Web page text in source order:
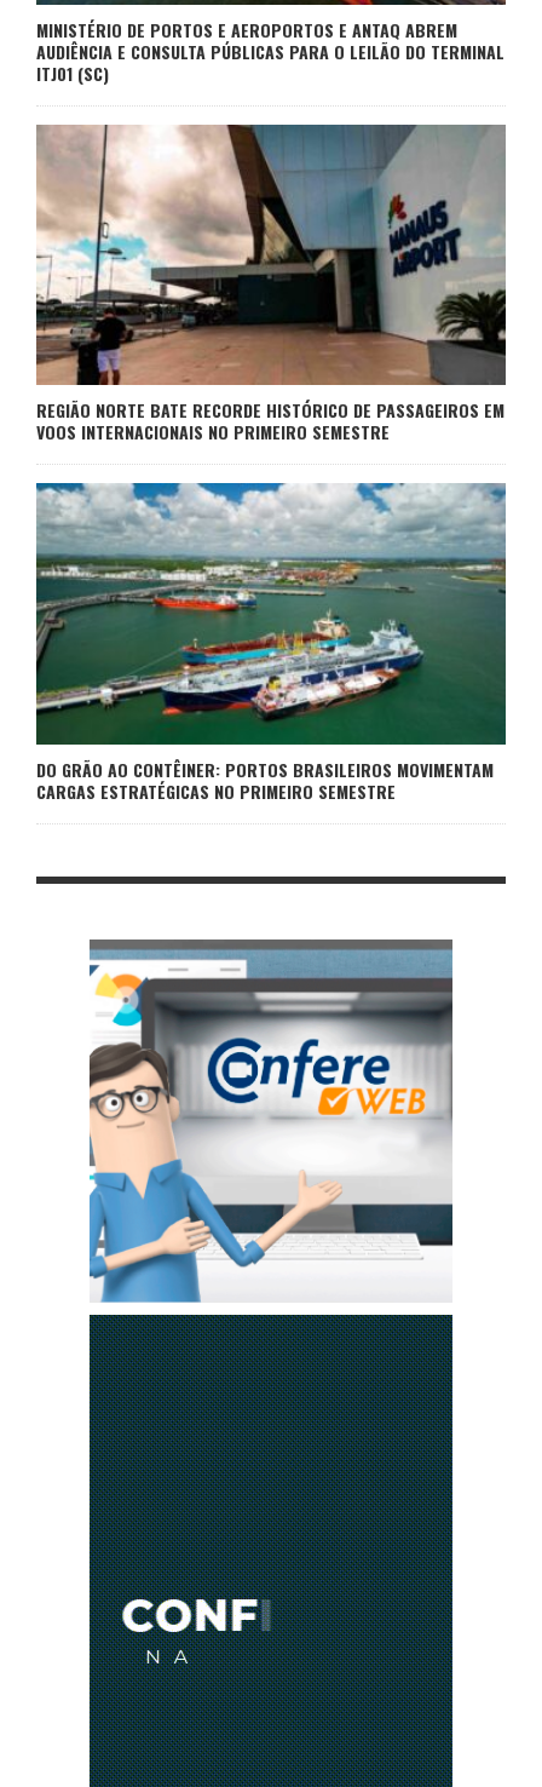
MINISTÉRIO DE PORTOS E AEROPORTOS E ANTAQ ABREM
AUDIÊNCIA E CONSULTA PÚBLICAS PARA O LEILÃO DO TERMINAL
ITJ01 (SC)
REGIÃO NORTE BATE RECORDE HISTÓRICO DE PASSAGEIROS EM
VOOS INTERNACIONAIS NO PRIMEIRO SEMESTRE
DO GRÃO AO CONTÊINER: PORTOS BRASILEIROS MOVIMENTAM
CARGAS ESTRATÉGICAS NO PRIMEIRO SEMESTRE